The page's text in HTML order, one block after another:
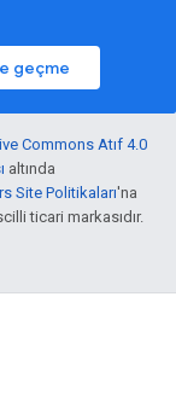
geçme
Commons Atıf 4.0
altında
Site Politikaları'na
ticari markasıdır.